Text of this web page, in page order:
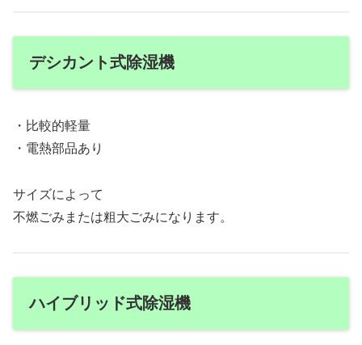
デシカント式除湿機
・比較的軽量
・電熱部品あり
サイズによって
不燃ごみまたは粗大ごみになります。
ハイブリッド式除湿機